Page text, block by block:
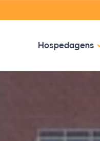
Hospedagens